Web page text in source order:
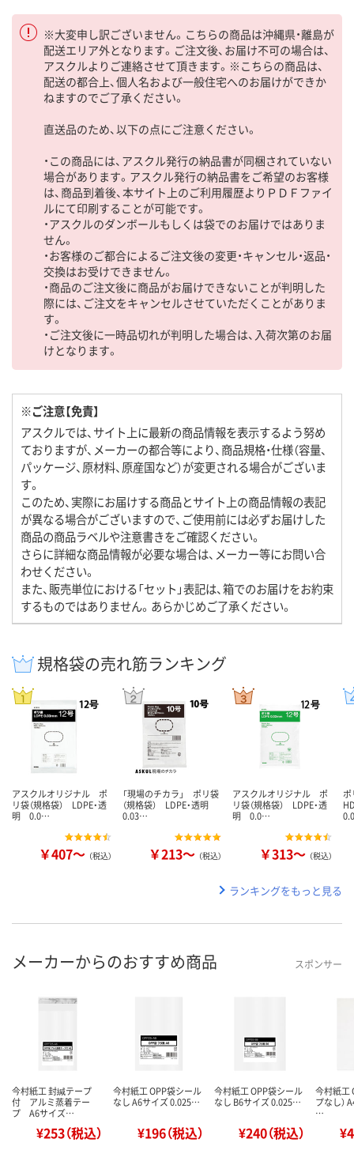
※大変申し訳ございません。こちらの商品は沖縄県・離島が
配送エリア外となります。ご注文後、お届け不可の場合は、
アスクルよりご連絡させて頂きます。※こちらの商品は、
配送の都合上、個人名および一般住宅へのお届けができか
ねますのでご了承ください。
直送品のため、以下の点にご注意ください。
・この商品には、アスクル発行の納品書が同梱されていない
場合があります。アスクル発行の納品書をご希望のお客様
は、商品到着後、本サイト上のご利用履歴よりＰＤＦファイ
ルにて印刷することが可能です。
・アスクルのダンボールもしくは袋でのお届けではありま
せん。
・お客様のご都合によるご注文後の変更・キャンセル・返品・
交換はお受けできません。
・商品のご注文後に商品がお届けできないことが判明した
際には、ご注文をキャンセルさせていただくことがありま
す。
・ご注文後に一時品切れが判明した場合は、入荷次第のお届
けとなります。
※ご注意【免責】
アスクルでは、サイト上に最新の商品情報を表示するよう努め
ておりますが、メーカーの都合等により、商品規格・仕様（容量、
パッケージ、原材料、原産国など）が変更される場合がございま
す。
このため、実際にお届けする商品とサイト上の商品情報の表記
が異なる場合がございますので、ご使用前には必ずお届けした
商品の商品ラベルや注意書きをご確認ください。
さらに詳細な商品情報が必要な場合は、メーカー等にお問い合
わせください。
また、販売単位における「セット」表記は、箱でのお届けをお約束
するものではありません。あらかじめご了承ください。
規格袋の売れ筋ランキング
アスクルオリジナル ポ
リ袋（規格袋） LDPE・透
明 0.0…
￥407～ （税込）
「現場のチカラ」 ポリ袋
（規格袋） LDPE・透明
0.03…
￥213～ （税込）
アスクルオリジナル ポ
リ袋（規格袋） LDPE・透
明 0.0…
￥313～ （税込）
ポ
ランキングをもっと見る
メーカーからのおすすめ商品 スポンサー
今村紙工 封緘テープ
付 アルミ蒸着テー
プ A6サイズ…
¥253（税込）
今村紙工 OPP袋シール
なし A6サイズ 0.025…
¥196（税込）
今村紙工 OPP袋シール
なし B6サイズ 0.025…
¥240（税込）
今村紙工
プなし）
…